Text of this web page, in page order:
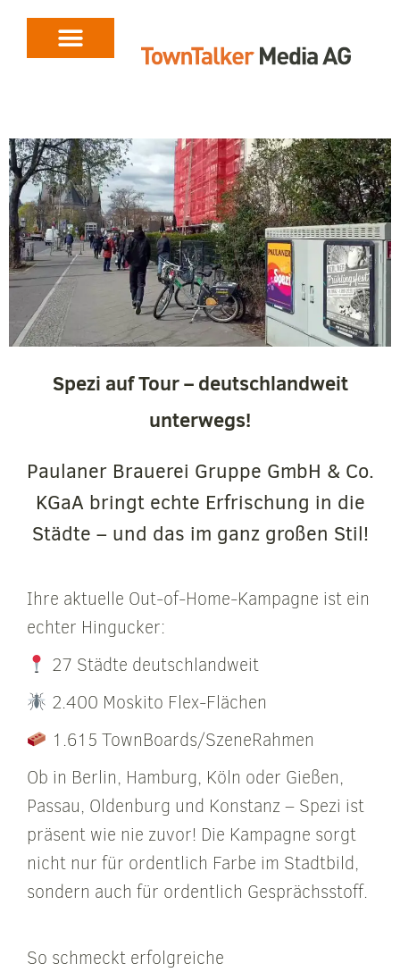
Spezi auf Tour – deutschlandweit
unterwegs!
Paulaner Brauerei Gruppe GmbH & Co.
KGaA bringt echte Erfrischung in die
Städte – und das im ganz großen Stil!
Ihre aktuelle Out-of-Home-Kampagne ist ein
echter Hingucker:
27 Städte deutschlandweit
2.400 Moskito Flex-Flächen
1.615 TownBoards/SzeneRahmen
Ob in Berlin, Hamburg, Köln oder Gießen,
Passau, Oldenburg und Konstanz – Spezi ist
präsent wie nie zuvor! Die Kampagne sorgt
nicht nur für ordentlich Farbe im Stadtbild,
sondern auch für ordentlich Gesprächsstoff.
So schmeckt erfolgreiche